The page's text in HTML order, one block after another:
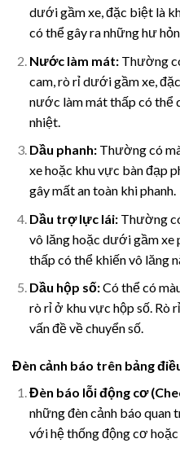
dưới gầm xe, đặc biệt là
có thể gây ra những hư
Nước làm mát:Thường
cam, rò rỉ dưới gầm xe,
nước làm mát thấp có thể
nhiệt.
Dầu phanh:Thường có
xe hoặc khu vực bàn đạp
gây mất an toàn khi phanh.
Dầu trợ lực lái:Thường
vô lăng hoặc dưới gầm
thấp có thể khiến vô lăng
Dầu hộp số:Có thể có
rò rỉ ở khu vực hộp số. Rò
vấn đề về chuyển số.
Đèn cảnh báo trên bảng
Đèn báo lỗi động cơ
những đèn cảnh báo quan
với hệ thống động cơ